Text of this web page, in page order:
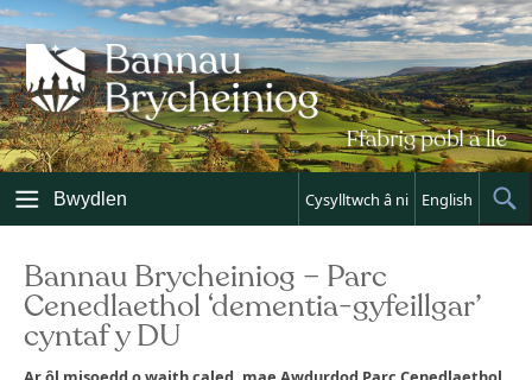
Skip
to
content
Bwydlen Cysylltwch â ni English
Bannau Brycheiniog – Parc
Cenedlaethol ‘dementia-gyfeillgar’
cyntaf y DU